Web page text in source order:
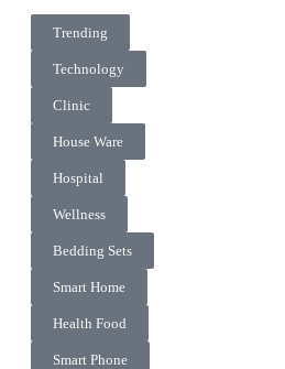
Trending
Technology
Clinic
House Ware
Hospital
Wellness
Bedding Sets
Smart Home
Health Food
Smart Phone